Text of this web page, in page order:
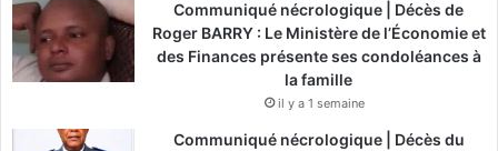
Communiqué nécrologique | Décès de
Roger BARRY : Le Ministère de l’Économie et
des Finances présente ses condoléances à
la famille
il y a 1 semaine
Communiqué nécrologique | Décès du